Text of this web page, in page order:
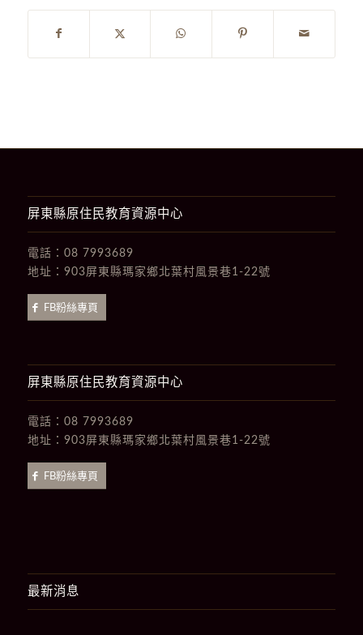
屏東縣原住民教育資源中心
電話： 08 7993689
地址： 903屏東縣瑪家鄉北葉村風景巷1-22號
FB粉絲專頁
屏東縣原住民教育資源中心
電話： 08 7993689
地址： 903屏東縣瑪家鄉北葉村風景巷1-22號
FB粉絲專頁
最新消息